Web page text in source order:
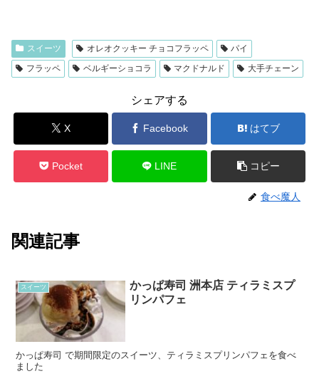
スイーツ オレオクッキー チョコフラッペ
パイ
フラッペ
ベルギーショコラ マクドナルド 大手チェーン
シェアする
X Facebook はてブ
Pocket LINE コピー
食べ魔人
関連記事
スイーツ
かっぱ寿司 洲本店 ティラミスプ
リンパフェ
かっぱ寿司 で期間限定のスイーツ、ティラミスプリンパフェを食べ
ました